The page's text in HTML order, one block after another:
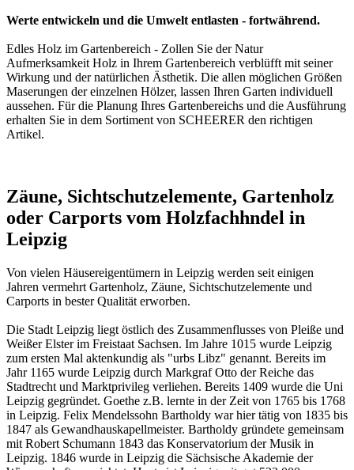
Werte entwickeln und die Umwelt entlasten - fortwährend.
Edles Holz im Gartenbereich - Zollen Sie der Natur
Aufmerksamkeit Holz in Ihrem Gartenbereich verblüfft mit seiner
Wirkung und der natürlichen Ästhetik. Die allen möglichen Größen
Maserungen der einzelnen Hölzer, lassen Ihren Garten individuell
aussehen. Für die Planung Ihres Gartenbereichs und die Ausführung
erhalten Sie in dem Sortiment von SCHEERER den richtigen
Artikel.
Zäune, Sichtschutzelemente, Gartenholz
oder Carports vom Holzfachhndel in
Leipzig
Von vielen Häusereigentümern in Leipzig werden seit einigen
Jahren vermehrt Gartenholz, Zäune, Sichtschutzelemente und
Carports in bester Qualität erworben.
Die Stadt Leipzig liegt östlich des Zusammenflusses von Pleiße und
Weißer Elster im Freistaat Sachsen. Im Jahre 1015 wurde Leipzig
zum ersten Mal aktenkundig als "urbs Libz" genannt. Bereits im
Jahr 1165 wurde Leipzig durch Markgraf Otto der Reiche das
Stadtrecht und Marktprivileg verliehen. Bereits 1409 wurde die Uni
Leipzig gegründet. Goethe z.B. lernte in der Zeit von 1765 bis 1768
in Leipzig. Felix Mendelssohn Bartholdy war hier tätig von 1835 bis
1847 als Gewandhauskapellmeister. Bartholdy gründete gemeinsam
mit Robert Schumann 1843 das Konservatorium der Musik in
Leipzig. 1846 wurde in Leipzig die Sächsische Akademie der